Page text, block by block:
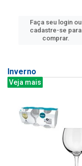
Faça seu login ou
cadastre-se para
comprar.
Inverno
Veja mais